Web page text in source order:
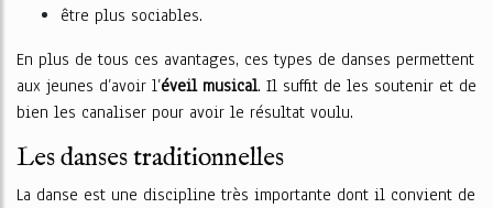
être plus sociables.
En plus de tous ces avantages, ces types de danses permettent
aux jeunes d’avoir l’éveil musical. Il suffit de les soutenir et de
bien les canaliser pour avoir le résultat voulu.
Les danses traditionnelles
La danse est une discipline très importante dont il convient de